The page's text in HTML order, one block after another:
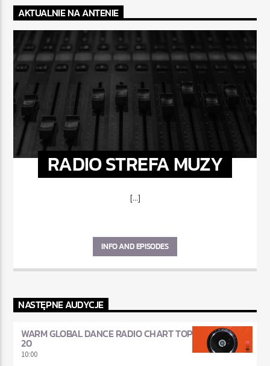
AKTUALNIE NA ANTENIE
RADIO STREFA MUZY
[...]
INFO AND EPISODES
NASTĘPNE AUDYCJE
WARM GLOBAL DANCE RADIO CHART TOP
20
10:00